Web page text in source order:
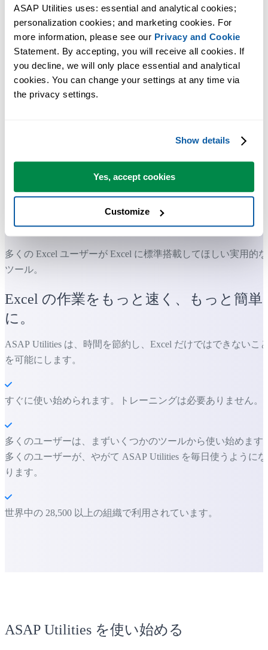
ASAP Utilities uses: essential and analytical cookies;
personalization cookies; and marketing cookies. For
more information, please see our Privacy and Cookie
Statement. By accepting, you will receive all cookies. If
you decline, we will only place essential and analytical
cookies. You can change your settings at any time via
the privacy settings.
Show details
Yes, accept cookies
Customize
多くの Excel ユーザーが Excel に標準搭載してほしい実用的な
ツール。
Excel の作業をもっと速く、もっと簡単
に。
ASAP Utilities は、時間を節約し、Excel だけではできないこ
を可能にします。
すぐに使い始められます。トレーニングは必要ありません。
多くのユーザーは、まずいくつかのツールから使い始めます
多くのユーザーが、やがて ASAP Utilities を毎日使うようにな
ります。
世界中の 28,500 以上の組織で利用されています。
ASAP Utilities を使い始める